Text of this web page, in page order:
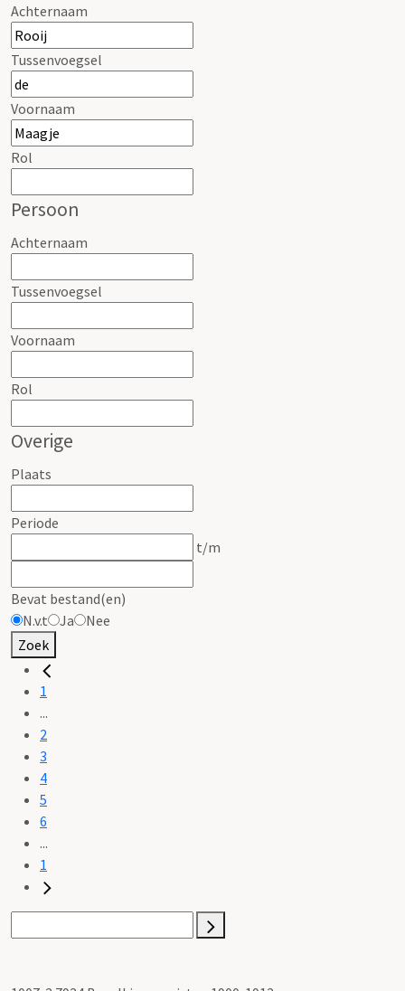
Achternaam
Tussenvoegsel
Voornaam
Rol
Persoon
Achternaam
Tussenvoegsel
Voornaam
Rol
Overige
Plaats
Periode
t/m
Bevat bestand(en)
N.v.t
Ja
Nee
Zoek
1
...
2
3
4
5
6
...
1